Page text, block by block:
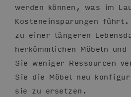
werden können, was im
Kosteneinsparungen
zu einer längeren
herkömmlichen Möbeln
Sie weniger Ressourcen
Sie die Möbel neu
sie zu ersetzen.